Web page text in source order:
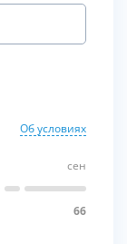
Об условиях
сен
66